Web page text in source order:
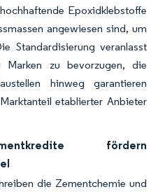
Epoxidklebstoffe
angewiesen sind, um
Standardisierung veranlasst
Marken zu bevorzugen, die
hinweg garantieren
etablierter Anbieter
fördern
die Zementchemie und